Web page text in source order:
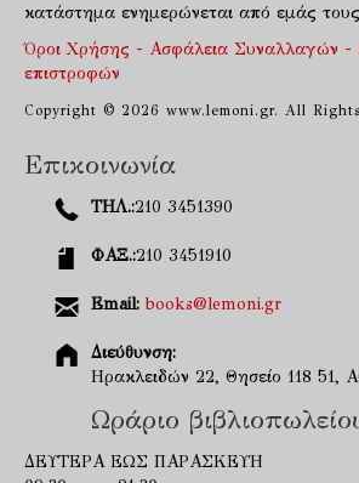
κατάστημα ενημερώνεται από εμάς τους
Όροι Χρήσης - Ασφάλεια Συναλλαγών -
επιστροφών
Copyright © 2026 www.lemoni.gr. All
Επικοινωνία
ΤΗΛ.:210 3451390
ΦΑΞ.:210 3451910
Email: books@lemoni.gr
Διεύθυνση:
Ηρακλειδών 22, Θησείο 118 51,
Ωράριο
ΔΕΥΤΕΡΑ ΕΩΣ ΠΑΡΑΣΚΕΥΗ